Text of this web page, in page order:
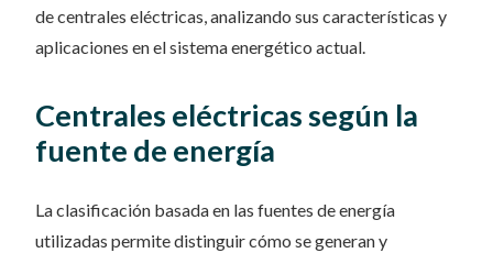
de centrales eléctricas, analizando sus características y
aplicaciones en el sistema energético actual.
Centrales eléctricas según la
fuente de energía
La clasificación basada en las fuentes de energía
utilizadas permite distinguir cómo se generan y